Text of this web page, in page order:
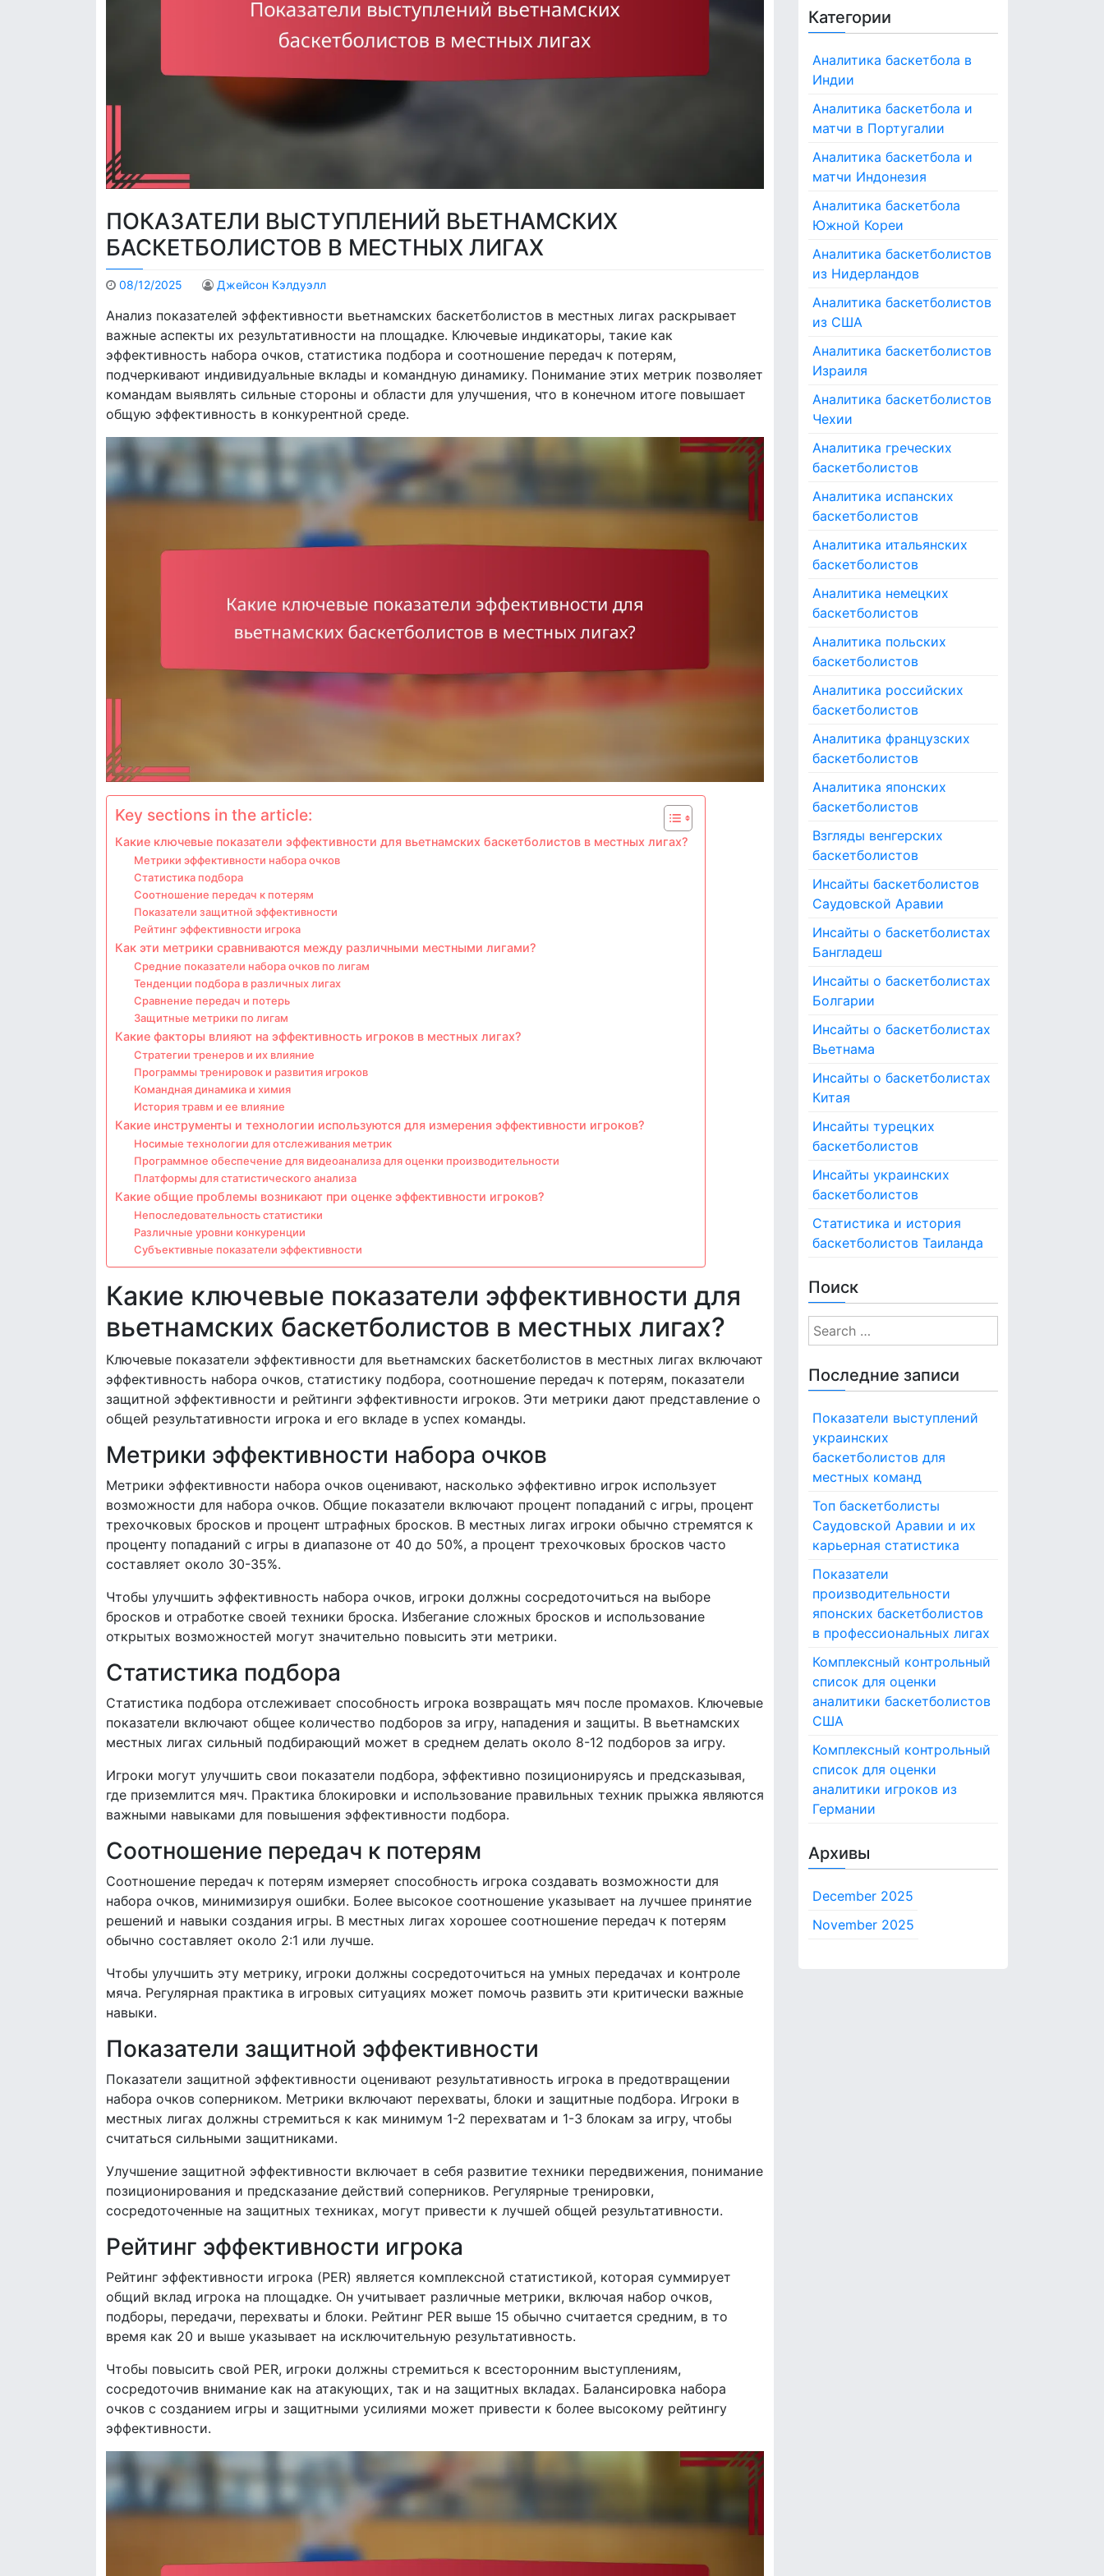
ПОКАЗАТЕЛИ ВЫСТУПЛЕНИЙ ВЬЕТНАМСКИХ
БАСКЕТБОЛИСТОВ В МЕСТНЫХ ЛИГАХ
08/12/2025 Джейсон Кэлдуэлл
Анализ показателей эффективности вьетнамских баскетболистов в местных лигах раскрывает
важные аспекты их результативности на площадке. Ключевые индикаторы, такие как
эффективность набора очков, статистика подбора и соотношение передач к потерям,
подчеркивают индивидуальные вклады и командную динамику. Понимание этих метрик позволяет
командам выявлять сильные стороны и области для улучшения, что в конечном итоге повышает
общую эффективность в конкурентной среде.
Key sections in the article:
Какие ключевые показатели эффективности для вьетнамских баскетболистов в местных лигах?
Метрики эффективности набора очков
Статистика подбора
Соотношение передач к потерям
Показатели защитной эффективности
Рейтинг эффективности игрока
Как эти метрики сравниваются между различными местными лигами?
Средние показатели набора очков по лигам
Тенденции подбора в различных лигах
Сравнение передач и потерь
Защитные метрики по лигам
Какие факторы влияют на эффективность игроков в местных лигах?
Стратегии тренеров и их влияние
Программы тренировок и развития игроков
Командная динамика и химия
История травм и ее влияние
Какие инструменты и технологии используются для измерения эффективности игроков?
Носимые технологии для отслеживания метрик
Программное обеспечение для видеоанализа для оценки производительности
Платформы для статистического анализа
Какие общие проблемы возникают при оценке эффективности игроков?
Непоследовательность статистики
Различные уровни конкуренции
Субъективные показатели эффективности
Какие ключевые показатели эффективности для
вьетнамских баскетболистов в местных лигах?
Ключевые показатели эффективности для вьетнамских баскетболистов в местных лигах включают
эффективность набора очков, статистику подбора, соотношение передач к потерям, показатели
защитной эффективности и рейтинги эффективности игроков. Эти метрики дают представление о
общей результативности игрока и его вкладе в успех команды.
Метрики эффективности набора очков
Метрики эффективности набора очков оценивают, насколько эффективно игрок использует
возможности для набора очков. Общие показатели включают процент попаданий с игры, процент
трехочковых бросков и процент штрафных бросков. В местных лигах игроки обычно стремятся к
проценту попаданий с игры в диапазоне от 40 до 50%, а процент трехочковых бросков часто
составляет около 30-35%.
Чтобы улучшить эффективность набора очков, игроки должны сосредоточиться на выборе
бросков и отработке своей техники броска. Избегание сложных бросков и использование
открытых возможностей могут значительно повысить эти метрики.
Статистика подбора
Статистика подбора отслеживает способность игрока возвращать мяч после промахов. Ключевые
показатели включают общее количество подборов за игру, нападения и защиты. В вьетнамских
местных лигах сильный подбирающий может в среднем делать около 8-12 подборов за игру.
Игроки могут улучшить свои показатели подбора, эффективно позиционируясь и предсказывая,
где приземлится мяч. Практика блокировки и использование правильных техник прыжка являются
важными навыками для повышения эффективности подбора.
Соотношение передач к потерям
Соотношение передач к потерям измеряет способность игрока создавать возможности для
набора очков, минимизируя ошибки. Более высокое соотношение указывает на лучшее принятие
решений и навыки создания игры. В местных лигах хорошее соотношение передач к потерям
обычно составляет около 2:1 или лучше.
Чтобы улучшить эту метрику, игроки должны сосредоточиться на умных передачах и контроле
мяча. Регулярная практика в игровых ситуациях может помочь развить эти критически важные
навыки.
Показатели защитной эффективности
Показатели защитной эффективности оценивают результативность игрока в предотвращении
набора очков соперником. Метрики включают перехваты, блоки и защитные подбора. Игроки в
местных лигах должны стремиться к как минимум 1-2 перехватам и 1-3 блокам за игру, чтобы
считаться сильными защитниками.
Улучшение защитной эффективности включает в себя развитие техники передвижения, понимание
позиционирования и предсказание действий соперников. Регулярные тренировки,
сосредоточенные на защитных техниках, могут привести к лучшей общей результативности.
Рейтинг эффективности игрока
Рейтинг эффективности игрока (PER) является комплексной статистикой, которая суммирует
общий вклад игрока на площадке. Он учитывает различные метрики, включая набор очков,
подборы, передачи, перехваты и блоки. Рейтинг PER выше 15 обычно считается средним, в то
время как 20 и выше указывает на исключительную результативность.
Чтобы повысить свой PER, игроки должны стремиться к всесторонним выступлениям,
сосредоточив внимание как на атакующих, так и на защитных вкладах. Балансировка набора
очков с созданием игры и защитными усилиями может привести к более высокому рейтингу
эффективности.
Категории
Аналитика баскетбола в
Индии
Аналитика баскетбола и
матчи в Португалии
Аналитика баскетбола и
матчи Индонезия
Аналитика баскетбола
Южной Кореи
Аналитика баскетболистов
из Нидерландов
Аналитика баскетболистов
из США
Аналитика баскетболистов
Израиля
Аналитика баскетболистов
Чехии
Аналитика греческих
баскетболистов
Аналитика испанских
баскетболистов
Аналитика итальянских
баскетболистов
Аналитика немецких
баскетболистов
Аналитика польских
баскетболистов
Аналитика российских
баскетболистов
Аналитика французских
баскетболистов
Аналитика японских
баскетболистов
Взгляды венгерских
баскетболистов
Инсайты баскетболистов
Саудовской Аравии
Инсайты о баскетболистах
Бангладеш
Инсайты о баскетболистах
Болгарии
Инсайты о баскетболистах
Вьетнама
Инсайты о баскетболистах
Китая
Инсайты турецких
баскетболистов
Инсайты украинских
баскетболистов
Статистика и история
баскетболистов Таиланда
Поиск
S
e
a
r
h
o
Последние записи
Показатели выступлений
украинских
баскетболистов для
местных команд
Топ баскетболисты
Саудовской Аравии и их
карьерная статистика
Показатели
производительности
японских баскетболистов
в профессиональных лигах
Комплексный контрольный
список для оценки
аналитики баскетболистов
США
Комплексный контрольный
список для оценки
аналитики игроков из
Германии
Архивы
December 2025
November 2025